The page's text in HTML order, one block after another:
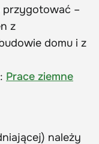
przygotować –
z
domu i z
Prace ziemne
należy